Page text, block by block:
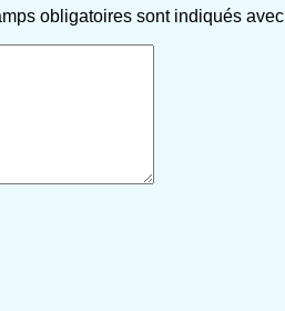
obligatoires sont indiqués avec